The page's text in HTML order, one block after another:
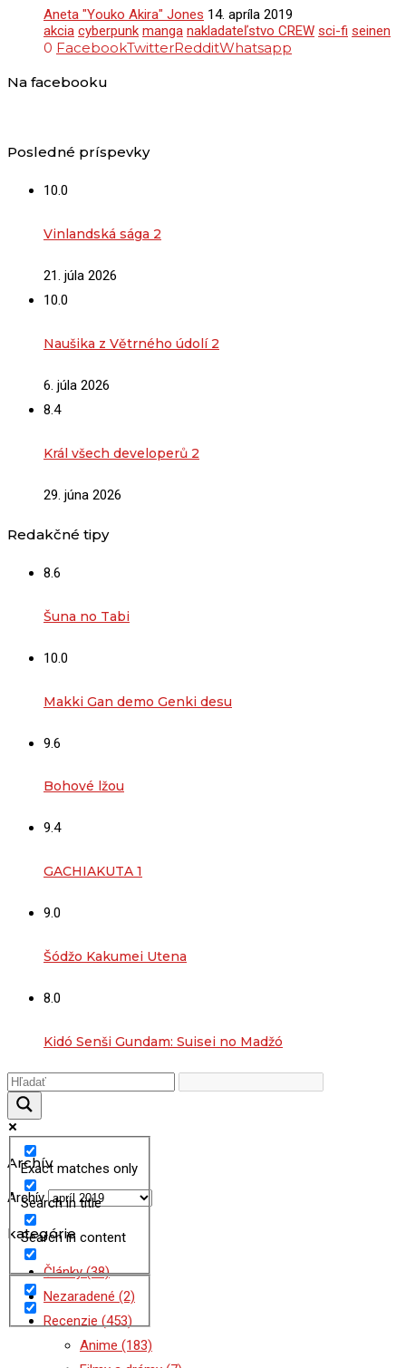
Aneta "Youko Akira" Jones 14. apríla 2019
akcia cyberpunk manga nakladateľstvo CREW sci-fi seinen
0 FacebookTwitterRedditWhatsapp
Na facebooku
Posledné príspevky
10.0
Vinlandská sága 2
21. júla 2026
10.0
Naušika z Větrného údolí 2
6. júla 2026
8.4
Král všech developerů 2
29. júna 2026
Redakčné tipy
8.6
Šuna no Tabi
10.0
Makki Gan demo Genki desu
9.6
Bohové lžou
9.4
GACHIAKUTA 1
9.0
Šódžo Kakumei Utena
8.0
Kidó Senši Gundam: Suisei no Madžó
Exact matches only
Search in title
Search in content
Archív
Archív
kategórie
Články(38)
Nezaradené (2)
Recenzie (453)
Anime (183)